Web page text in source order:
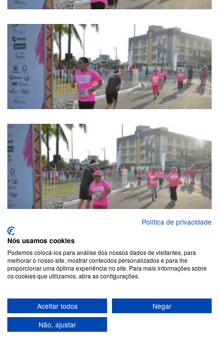
Política de privacidade
Nós usamos cookies
Podemos colocá-los para análise dos nossos dados de visitantes, para
melhorar o nosso site, mostrar conteúdos personalizados e para lhe
proporcionar uma óptima experiência no site. Para mais informações sobre
os cookies que utilizamos, abra as configurações.
Aceitar todos
Negar
Não, ajustar